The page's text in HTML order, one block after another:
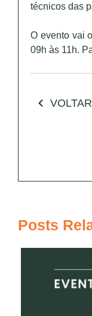
técnicos das
O evento vai
09h às 11h.
VOLTAR
Posts